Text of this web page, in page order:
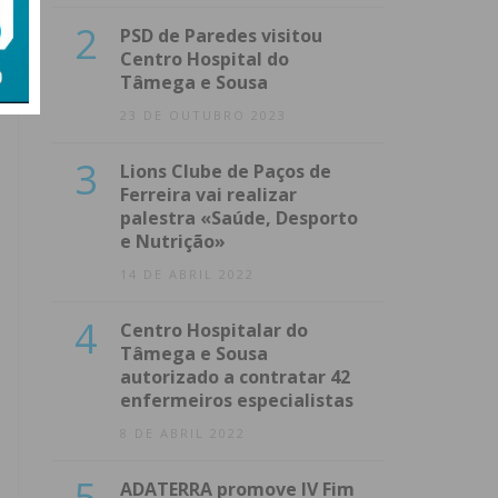
2
PSD de Paredes visitou
Centro Hospital do
Tâmega e Sousa
23 DE OUTUBRO 2023
3
Lions Clube de Paços de
Ferreira vai realizar
palestra «Saúde, Desporto
e Nutrição»
14 DE ABRIL 2022
4
Centro Hospitalar do
Tâmega e Sousa
autorizado a contratar 42
enfermeiros especialistas
8 DE ABRIL 2022
ADATERRA promove IV Fim